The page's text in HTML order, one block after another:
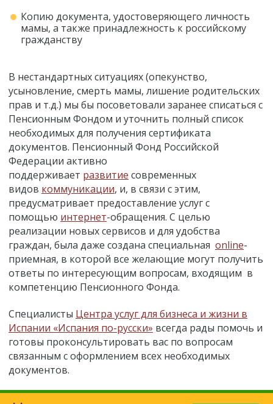
Копию документа, удостоверяющего личность
мамы, а также принадлежность к российскому
гражданству
В нестандартных ситуациях (опекунство,
усыновление, смерть мамы, лишение родительских
прав и т.д.) мы бы посоветовали заранее списаться с
Пенсионным Фондом и уточнить полный список
необходимых для получения сертификата
документов. Пенсионный Фонд Российской
Федерации активно
поддерживает развитие современных
видов коммуникации, и, в связи с этим,
предусматривает предоставление услуг с
помощью интернет-обращения. С целью
реализации новых сервисов и для удобства
граждан, была даже создана специальная online-
приемная, в которой все желающие могут получить
ответы по интересующим вопросам, входящим в
компетенцию Пенсионного Фонда.
Специалисты Центра услуг для бизнеса и жизни в
Испании «Испания по-русски» всегда рады помочь и
готовы проконсультировать вас по вопросам
связанным с оформлением всех необходимых
документов.